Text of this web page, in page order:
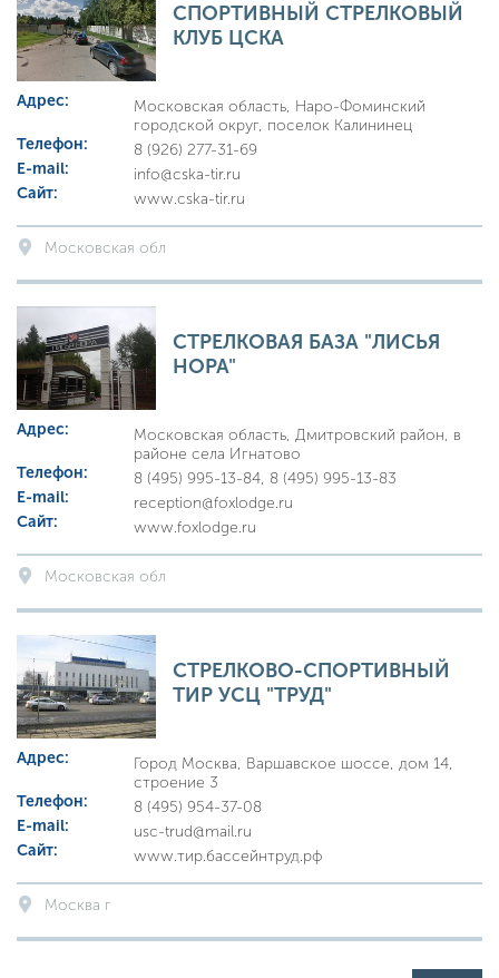
СПОРТИВНЫЙ СТРЕЛКОВЫЙ
КЛУБ ЦСКА
Адрес:
Московская область, Наро-Фоминский
городской округ, поселок Калининец
Телефон:
8 (926) 277-31-69
E-mail:
info@cska-tir.ru
Сайт:
www.cska-tir.ru
Московская обл
СТРЕЛКОВАЯ БАЗА "ЛИСЬЯ
НОРА"
Адрес:
Московская область, Дмитровский район, в
районе села Игнатово
Телефон:
8 (495) 995-13-84, 8 (495) 995-13-83
E-mail:
reception@foxlodge.ru
Сайт:
www.foxlodge.ru
Московская обл
СТРЕЛКОВО-СПОРТИВНЫЙ
ТИР УСЦ "ТРУД"
Адрес:
Город Москва, Варшавское шоссе, дом 14,
строение 3
Телефон:
8 (495) 954-37-08
E-mail:
usc-trud@mail.ru
Сайт:
www.тир.бассейнтруд.рф
Москва г